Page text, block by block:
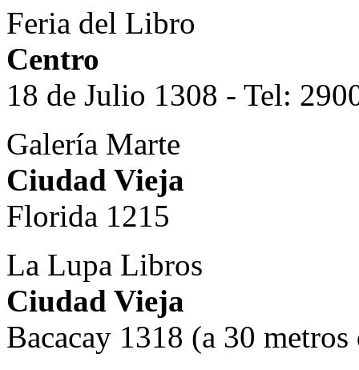
Feria del Libro
Centro
18 de Julio 1308 - Tel:
Galería Marte
Ciudad Vieja
Florida 1215
La Lupa Libros
Ciudad Vieja
Bacacay 1318 (a 30